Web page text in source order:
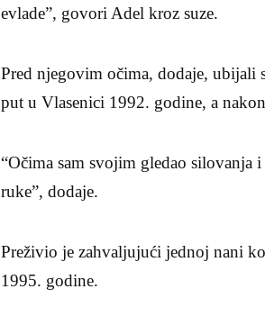
evlade”, govori Adel kroz suze.
Pred njegovim očima, dodaje, ubijali
put u Vlasenici 1992. godine, a
“Očima sam svojim gledao
ruke”, dodaje.
Preživio je zahvaljujući jednoj nani
1995. godine.